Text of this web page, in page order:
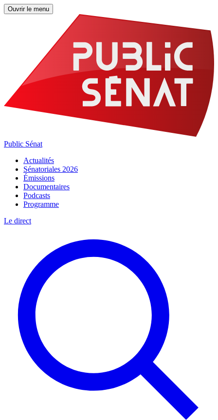
Ouvrir le menu
Public Sénat
Actualités
Sénatoriales 2026
Émissions
Documentaires
Podcasts
Programme
Le direct